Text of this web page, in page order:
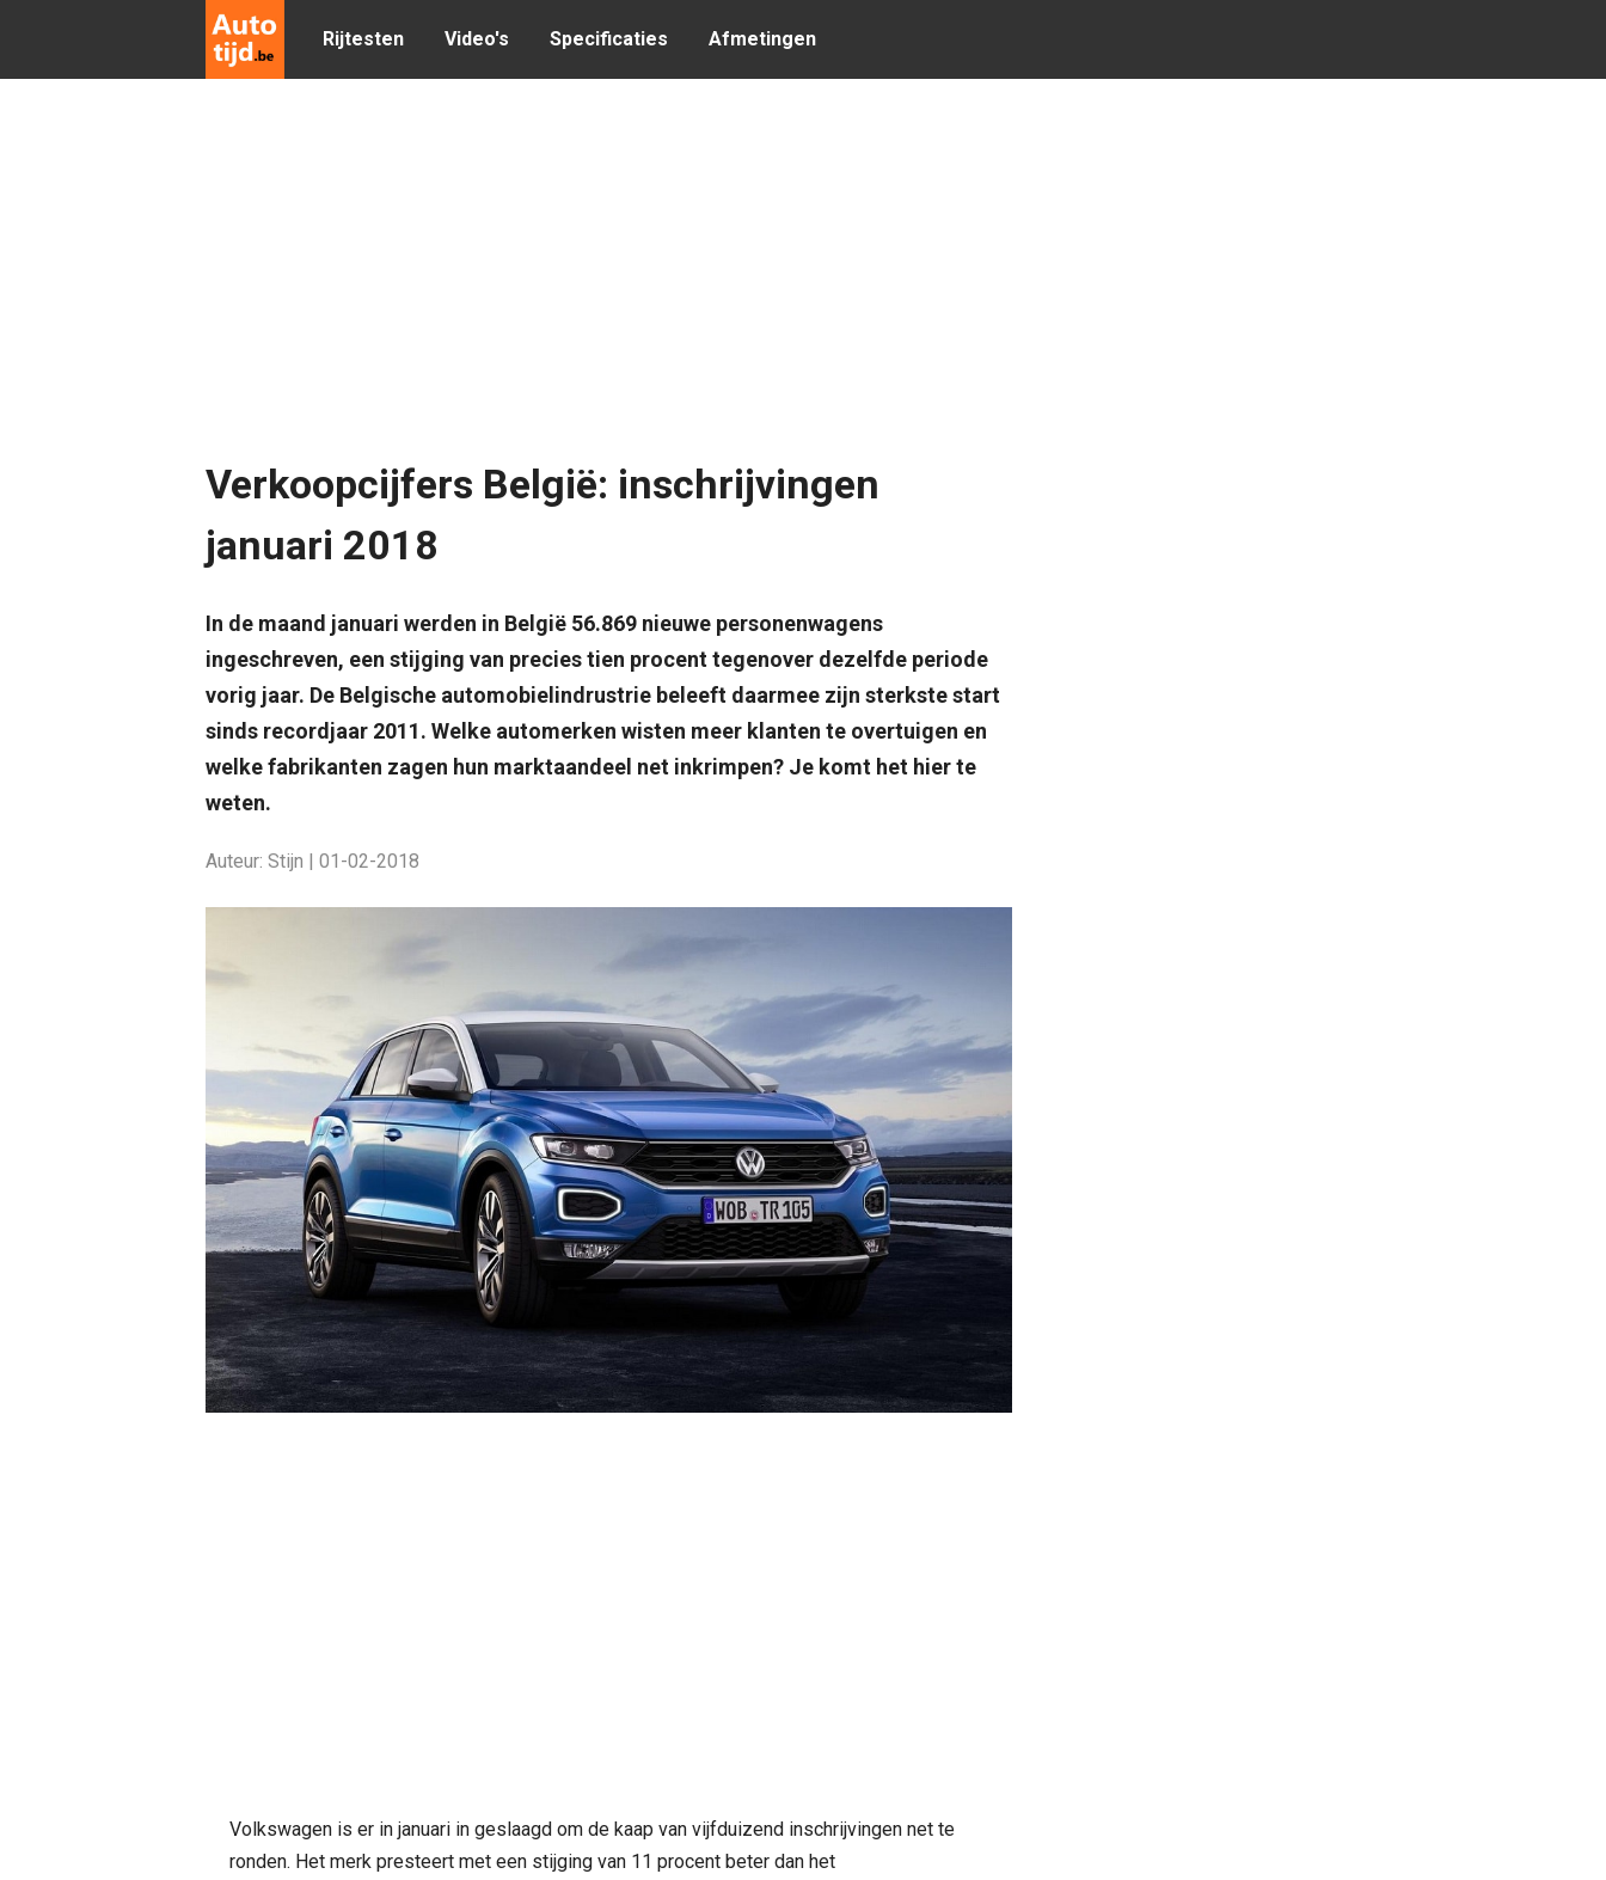
Rijtesten Video's Specificaties Afmetingen
Verkoopcijfers België: inschrijvingen
januari 2018
In de maand januari werden in België 56.869 nieuwe personenwagens
ingeschreven, een stijging van precies tien procent tegenover dezelfde periode
vorig jaar. De Belgische automobielindrustrie beleeft daarmee zijn sterkste start
sinds recordjaar 2011. Welke automerken wisten meer klanten te overtuigen en
welke fabrikanten zagen hun marktaandeel net inkrimpen? Je komt het hier te
weten.
Auteur: Stijn | 01-02-2018
Volkswagen is er in januari in geslaagd om de kaap van vijfduizend inschrijvingen net te
ronden. Het merk presteert met een stijging van 11 procent beter dan het